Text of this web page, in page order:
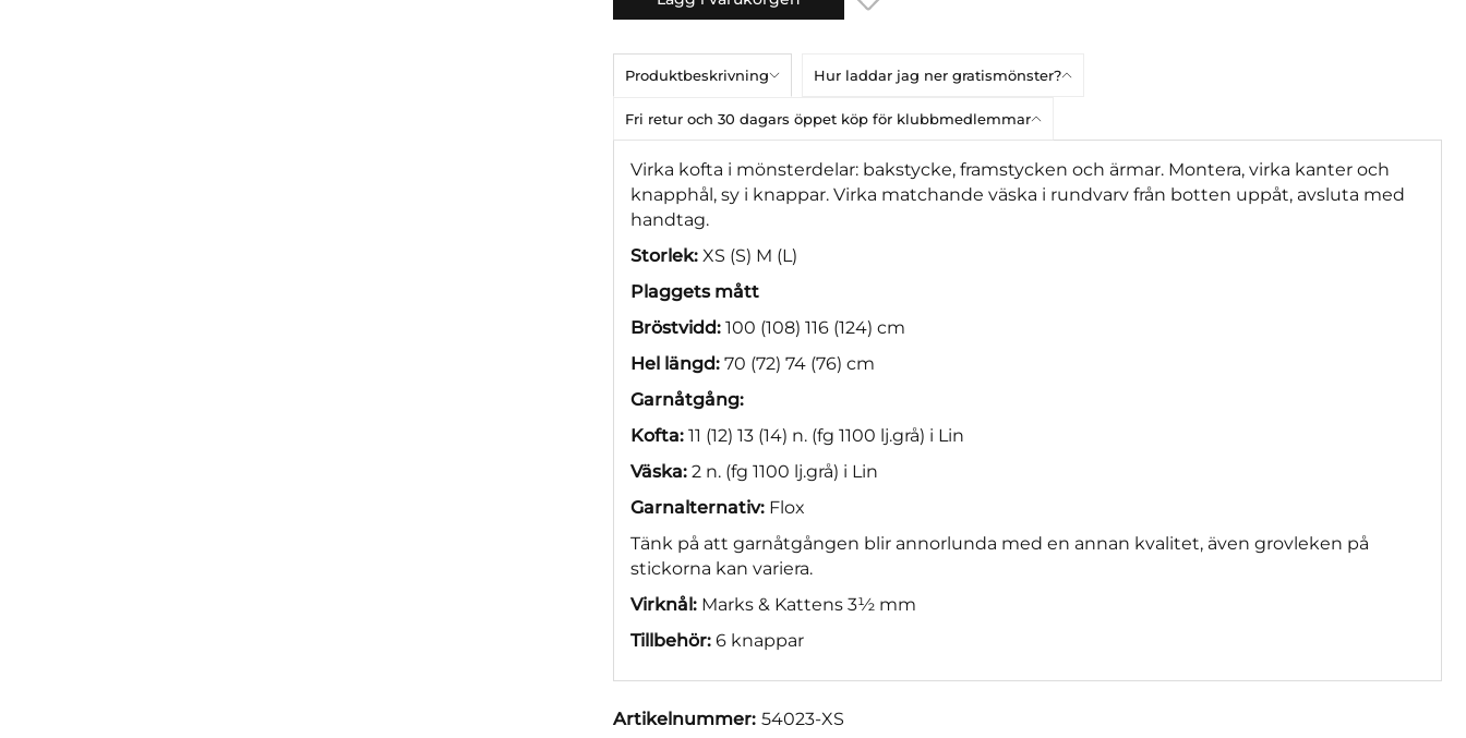
Produktbeskrivning Hur laddar jag ner gratismönster?
Fri retur och 30 dagars öppet köp för klubbmedlemmar
Virka kofta i mönsterdelar: bakstycke, framstycken och ärmar. Montera, virka kanter och
knapphål, sy i knappar. Virka matchande väska i rundvarv från botten uppåt, avsluta med
handtag.
Storlek: XS (S) M (L)
Plaggets mått
Bröstvidd: 100 (108) 116 (124) cm
Hel längd: 70 (72) 74 (76) cm
Garnåtgång:
Kofta: 11 (12) 13 (14) n. (fg 1100 lj.grå) i Lin
Väska: 2 n. (fg 1100 lj.grå) i Lin
Garnalternativ: Flox
Tänk på att garnåtgången blir annorlunda med en annan kvalitet, även grovleken på
stickorna kan variera.
Virknål: Marks & Kattens 3½ mm
Tillbehör: 6 knappar
Artikelnummer: 54023-XS